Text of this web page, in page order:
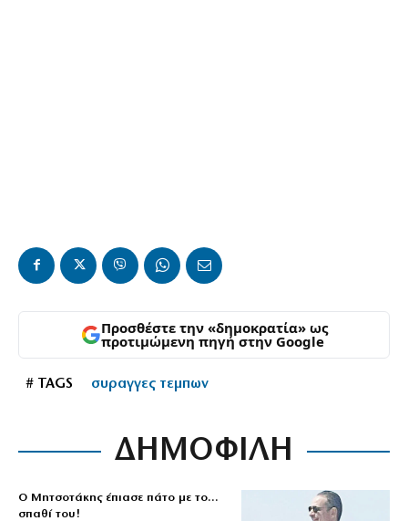
Προσθέστε την «δημοκρατία» ως
προτιμώμενη πηγή στην Google
# TAGS συραγγες τεμπων
ΔΗΜΟΦΙΛΗ
Ο Μητσοτάκης έπιασε πάτο με το…
σπαθί του!